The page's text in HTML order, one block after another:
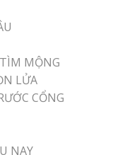
MỘNG
LỬA
CỔNG
NAY